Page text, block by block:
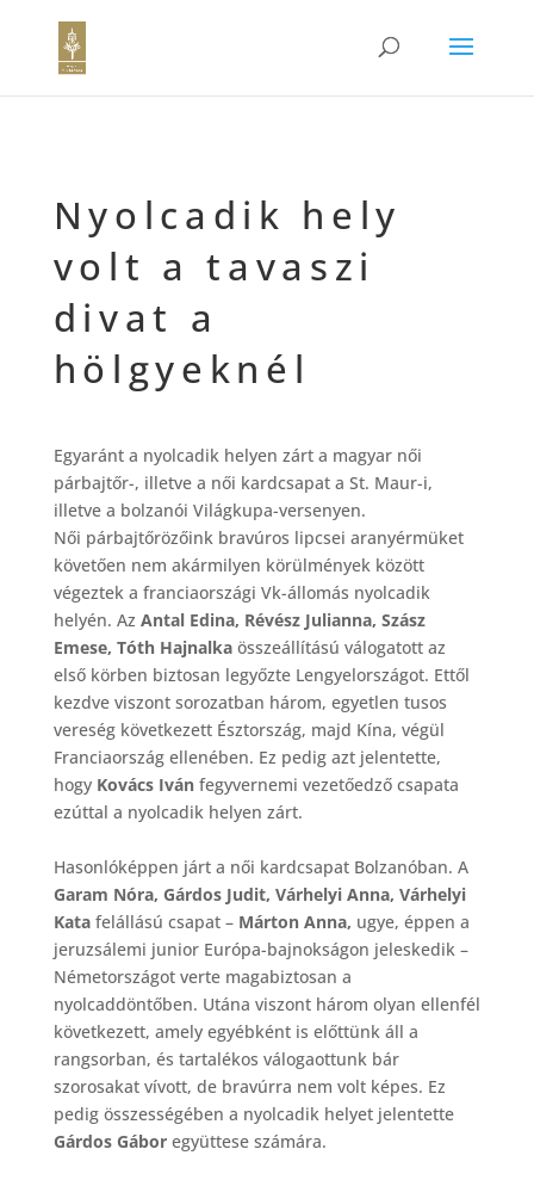
Nyolcadik hely
volt a tavaszi
divat a
hölgyeknél
Egyaránt a nyolcadik helyen zárt a magyar női
párbajtőr-, illetve a női kardcsapat a St. Maur-i,
illetve a bolzanói Világkupa-versenyen.
Női párbajtőrözőink bravúros lipcsei aranyérmüket
követően nem akármilyen körülmények között
végeztek a franciaországi Vk-állomás nyolcadik
helyén. Az Antal Edina, Révész Julianna, Szász
Emese, Tóth Hajnalkaösszeállítású válogatott az
első körben biztosan legyőzte Lengyelországot. Ettől
kezdve viszont sorozatban három, egyetlen tusos
vereség következett Észtország, majd Kína, végül
Franciaország ellenében. Ez pedig azt jelentette,
hogy Kovács Ivánfegyvernemi vezetőedző csapata
ezúttal a nyolcadik helyen zárt.
Hasonlóképpen járt a női kardcsapat Bolzanóban. A
Garam Nóra, Gárdos Judit, Várhelyi Anna, Várhelyi
Kata felállású csapat – Márton Anna, ugye, éppen a
jeruzsálemi junior Európa-bajnokságon jeleskedik –
Németországot verte magabiztosan a
nyolcaddöntőben. Utána viszont három olyan ellenfél
következett, amely egyébként is előttünk áll a
rangsorban, és tartalékos válogaottunk bár
szorosakat vívott, de bravúrra nem volt képes. Ez
pedig összességében a nyolcadik helyet jelentette
Gárdos Gáboregyüttese számára.